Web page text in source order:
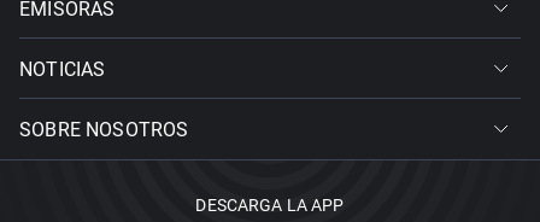
EMISORAS
NOTICIAS
SOBRE NOSOTROS
DESCARGA LA APP